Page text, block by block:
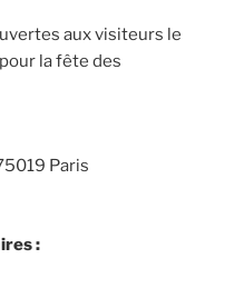
aux visiteurs le
la fête des
Paris
: